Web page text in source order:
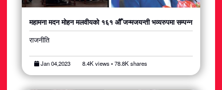
महामना मदन मोहन मलवीयको १६१ औँ जन्मजयन्ती भव्यरुपमा सम्पन्न
राजनीति
Jan 04,2023 8.4K views • 78.8K shares